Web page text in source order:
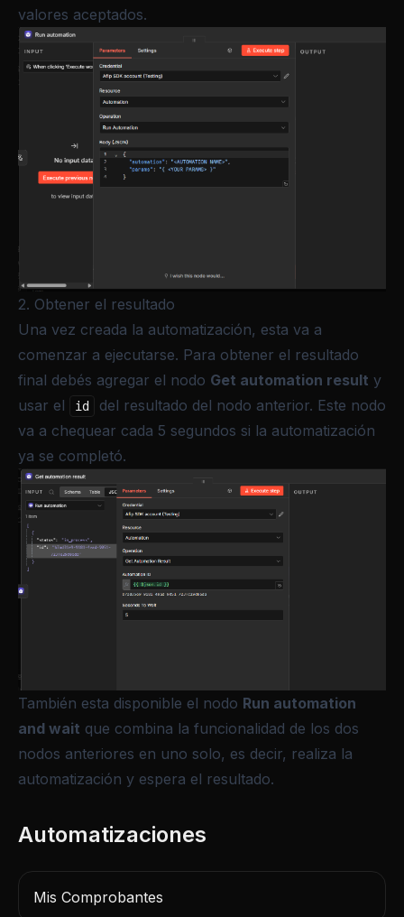
valores aceptados.
2. Obtener el resultado
Una vez creada la automatización, esta va a
comenzar a ejecutarse. Para obtener el resultado
final debés agregar el nodo Get automation result y
usar el
id
del resultado del nodo anterior. Este nodo
va a chequear cada 5 segundos si la automatización
ya se completó.
También esta disponible el nodo Run automation
and wait que combina la funcionalidad de los dos
nodos anteriores en uno solo, es decir, realiza la
automatización y espera el resultado.
Mis Comprobantes